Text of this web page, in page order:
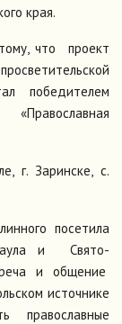
края.
что проект
победителем
г. Заринске, с.
посетила
и Свято-
и общение
источнике
православные